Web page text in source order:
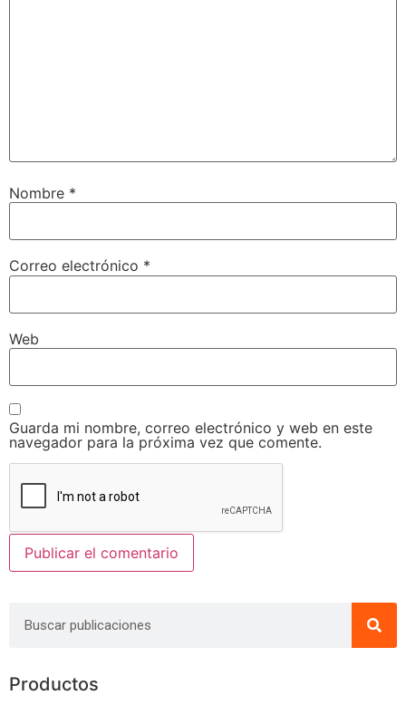
Nombre *
Correo electrónico *
Web
Guarda mi nombre, correo electrónico y web en este
navegador para la próxima vez que comente.
Productos